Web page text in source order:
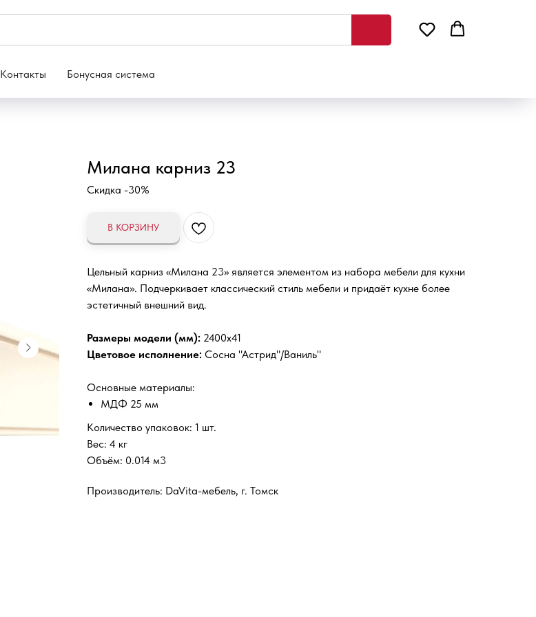
Контакты Бонусная система
Милана карниз 23
Скидка -30%
В КОРЗИНУ
Цельный карниз «Милана 23» является элементом из набора мебели для кухни
«Милана». Подчеркивает классический стиль мебели и придаёт кухне более
эстетичный внешний вид.
Размеры модели (мм): 2400х41
Цветовое исполнение: Сосна "Астрид"/Ваниль"
Основные материалы:
МДФ 25 мм
Количество упаковок: 1 шт.
Вес: 4 кг
Объём: 0.014 м3
Производитель: DaVita-мебель, г. Томск